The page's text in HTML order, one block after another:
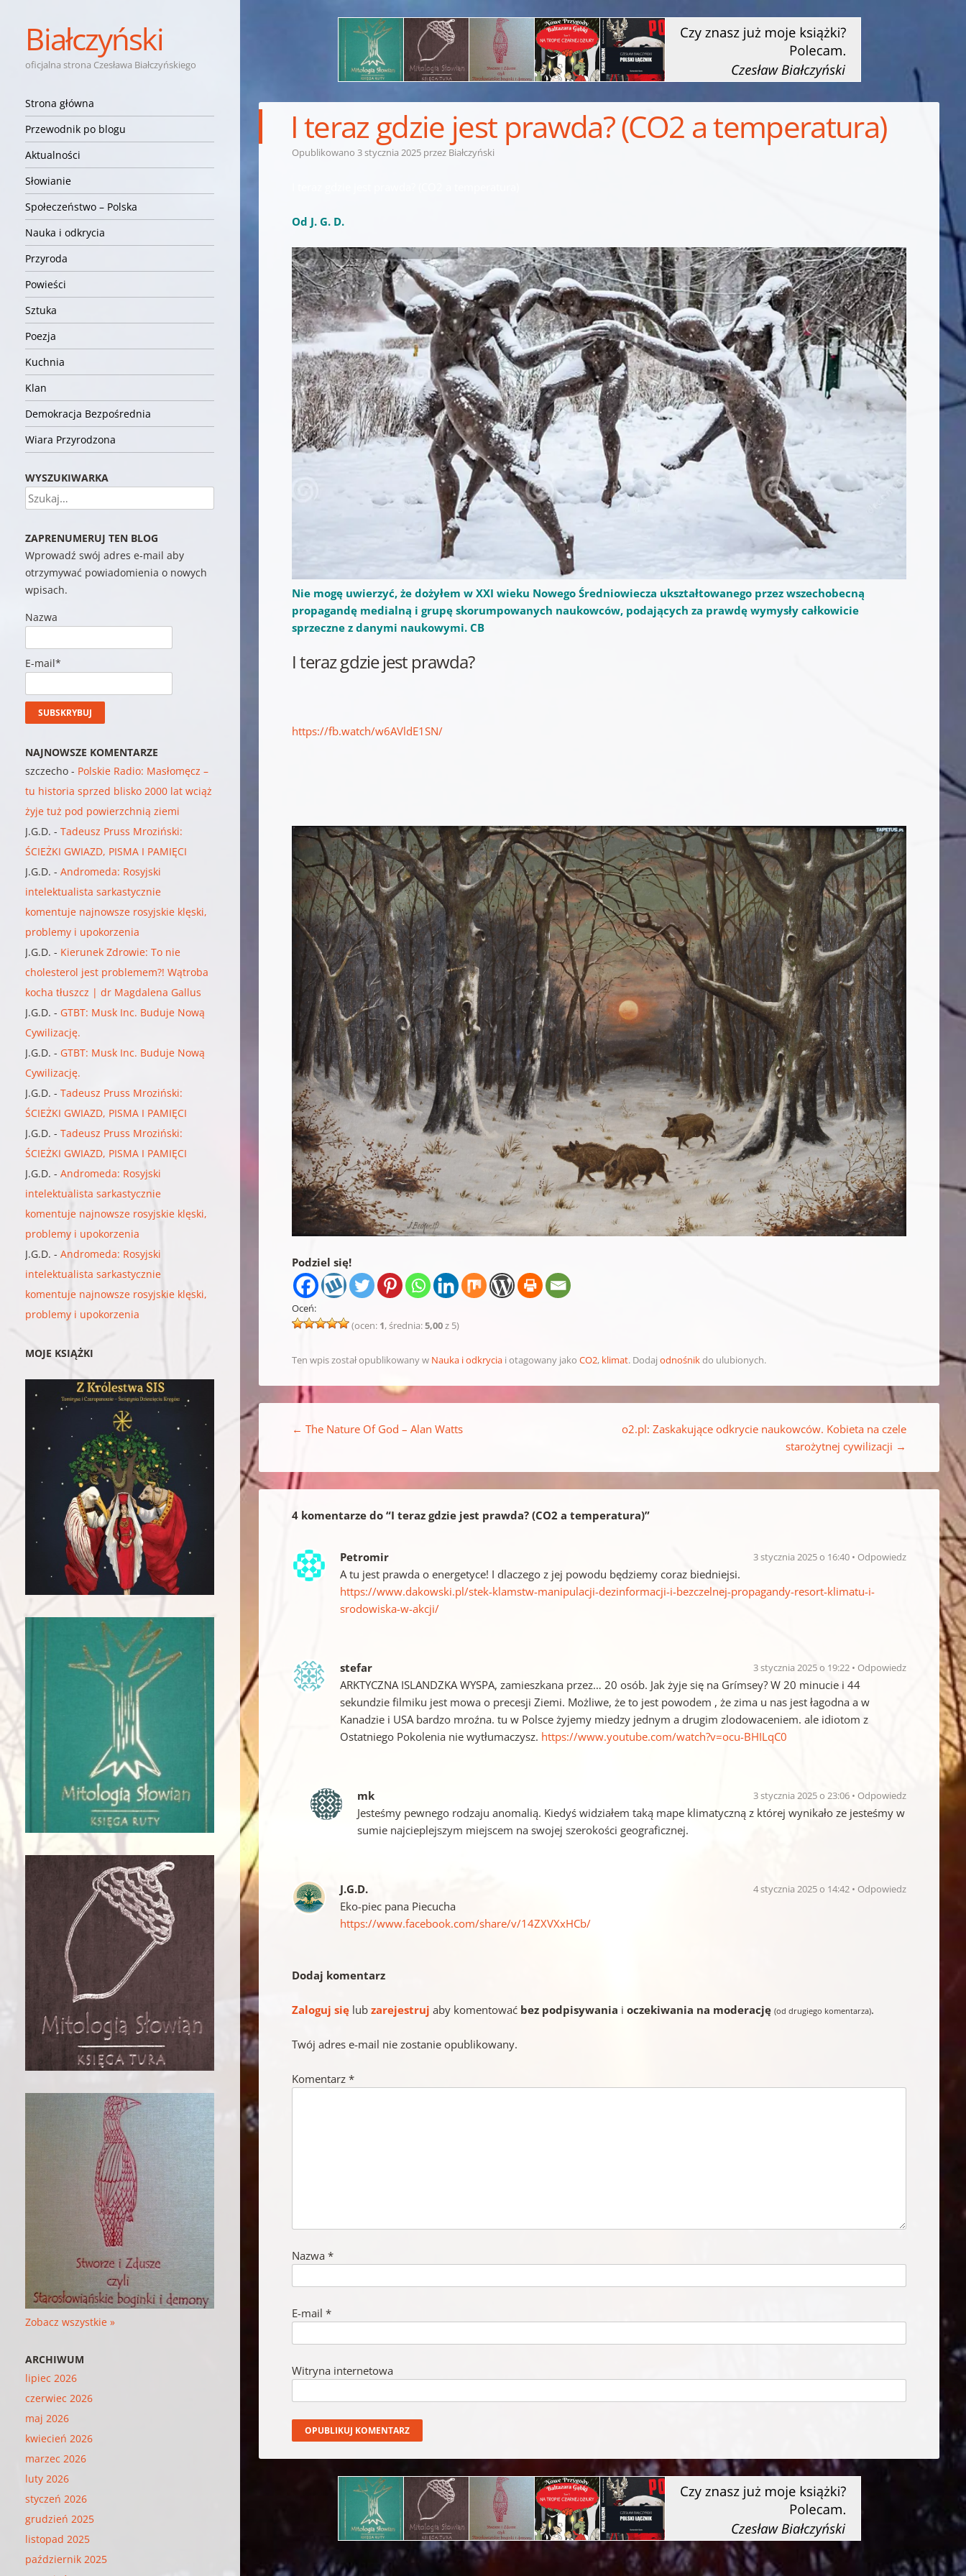
Białczyński
oficjalna strona Czesława Białczyńskiego
Nawigacja
Przejdź do treści
Strona główna
Przewodnik po blogu
Aktualności
Słowianie
Społeczeństwo – Polska
Nauka i odkrycia
Przyroda
Powieści
Sztuka
Poezja
Kuchnia
Klan
Demokracja Bezpośrednia
Wiara Przyrodzona
I teraz gdzie jest prawda? (CO2 a temperatura)
Opublikowano3 stycznia 2025 przez Białczyński
Od J. G. D.
Nie mogę uwierzyć, że dożyłem w XXI wieku Nowego Średniowiecza ukształtowanego przez wszechobecną
propagandę medialną i grupę skorumpowanych naukowców, podających za prawdę wymysły całkowicie
sprzeczne z danymi naukowymi. CB
I teraz gdzie jest prawda?
https://fb.watch/w6AVldE1SN/
Podziel się!
Oceń:
(ocen: 1, średnia:5,00z 5)
Ten wpis został opublikowany w Nauka i odkrycia i otagowany jakoCO2, klimat. Dodajodnośnikdo ulubionych.
← The Nature Of God – Alan Watts
o2.pl: Zaskakujące odkrycie naukowców. Kobieta na czele
starożytnej cywilizacji →
4 komentarze do “I teraz gdzie jest prawda? (CO2 a temperatura)”
Petromir 3 stycznia 2025 o 16:40 Odpowiedz
A tu jest prawda o energetyce! I dlaczego z jej powodu będziemy coraz biedniejsi.
https://www.dakowski.pl/stek-klamstw-manipulacji-dezinformacji-i-bezczelnej-propagandy-resort-klimatu-i-
srodowiska-w-akcji/
stefar 3 stycznia 2025 o 19:22 Odpowiedz
ARKTYCZNA ISLANDZKA WYSPA, zamieszkana przez… 20 osób. Jak żyje się na Grímsey? W 20 minucie i 44
sekundzie filmiku jest mowa o precesji Ziemi. Możliwe, że to jest powodem , że zima u nas jest łagodna a w
Kanadzie i USA bardzo mroźna. tu w Polsce żyjemy miedzy jednym a drugim zlodowaceniem. ale idiotom z
Ostatniego Pokolenia nie wytłumaczysz. https://www.youtube.com/watch?v=ocu-BHILqC0
mk 3 stycznia 2025 o 23:06 Odpowiedz
Jesteśmy pewnego rodzaju anomalią. Kiedyś widziałem taką mape klimatyczną z której wynikało ze jesteśmy w
sumie najcieplejszym miejscem na swojej szerokości geograficznej.
J.G.D. 4 stycznia 2025 o 14:42 Odpowiedz
Eko-piec pana Piecucha
https://www.facebook.com/share/v/14ZXVXxHCb/
Dodaj komentarz
Zaloguj się lubzarejestruj aby komentować bez podpisywania ioczekiwania na moderację (od drugiego komentarza).
Twój adres e-mail nie zostanie opublikowany.
Komentarz*
Nazwa*
E-mail*
Witryna internetowa
WYSZUKIWARKA
Szukaj
ZAPRENUMERUJ TEN BLOG
Wprowadź swój adres e-mail aby
otrzymywać powiadomienia o nowych
wpisach.
Nazwa
E-mail*
NAJNOWSZE KOMENTARZE
szczecho - Polskie Radio: Masłomęcz –
tu historia sprzed blisko 2000 lat wciąż
żyje tuż pod powierzchnią ziemi
J.G.D. -Tadeusz Pruss Mroziński:
ŚCIEŻKI GWIAZD, PISMA I PAMIĘCI
J.G.D. -Andromeda: Rosyjski
intelektualista sarkastycznie
komentuje najnowsze rosyjskie klęski,
problemy i upokorzenia
J.G.D. - Kierunek Zdrowie: To nie
cholesterol jest problemem?! Wątroba
kocha tłuszcz | dr Magdalena Gallus
J.G.D. - GTBT: Musk Inc. Buduje Nową
Cywilizację.
J.G.D. - GTBT: Musk Inc. Buduje Nową
Cywilizację.
J.G.D. -Tadeusz Pruss Mroziński:
ŚCIEŻKI GWIAZD, PISMA I PAMIĘCI
J.G.D. -Tadeusz Pruss Mroziński:
ŚCIEŻKI GWIAZD, PISMA I PAMIĘCI
J.G.D. -Andromeda: Rosyjski
intelektualista sarkastycznie
komentuje najnowsze rosyjskie klęski,
problemy i upokorzenia
J.G.D. -Andromeda: Rosyjski
intelektualista sarkastycznie
komentuje najnowsze rosyjskie klęski,
problemy i upokorzenia
MOJE KSIĄŻKI
Zobacz wszystkie »
ARCHIWUM
lipiec 2026
czerwiec 2026
maj 2026
kwiecień 2026
marzec 2026
luty 2026
styczeń 2026
grudzień 2025
listopad 2025
październik 2025